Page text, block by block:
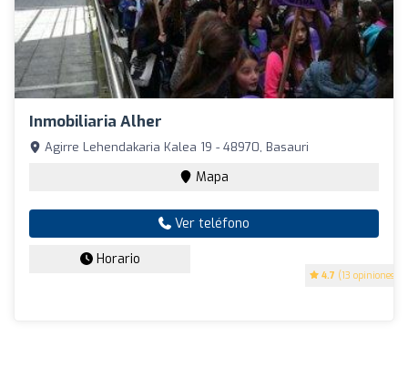
Inmobiliaria Alher
4.7 (13 opiniones)
Agirre Lehendakaria Kalea 19 - 48970, Basauri
Mapa
Ver teléfono
Horario